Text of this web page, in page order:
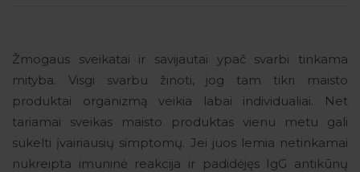
Žmogaus sveikatai ir savijautai ypač svarbi tinkama
mityba. Visgi svarbu žinoti, jog tam tikri maisto
produktai organizmą veikia labai individualiai. Net
tariamai sveikas maisto produktas vienu metu gali
sukelti įvairiausių simptomų. Jei juos lemia netinkamai
nukreipta imuninė reakcija ir padidėjęs IgG antikūnų